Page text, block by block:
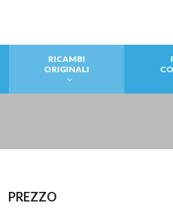
RICAMBI
ORIGINALI
PREZZO